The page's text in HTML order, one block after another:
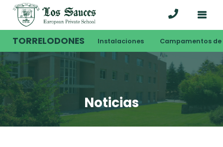
TORRELODONES Instalaciones Campamentos de
Noticias